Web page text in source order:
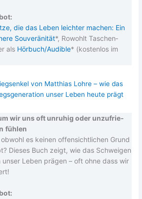
die das Leben leich­ter machen: Ein
Sou­ve­rä­ni­tät*, Rowohlt Taschen­
als Hörbuch/Audible* (kos­ten­los im
wir uns oft unru­hig oder unzu­frie­
füh­len
obwohl es kei­nen offen­sicht­li­chen Grund
Die­ses Buch zeigt, wie das Schwei­gen
Leben prä­gen – oft ohne dass wir